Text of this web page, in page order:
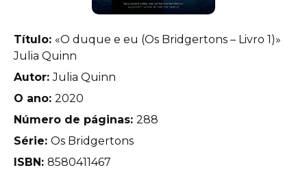
Título: «O duque e eu (Os Bridgertons – Livro 1)»
Julia Quinn
Autor:Julia Quinn
O ano: 2020
Número de páginas: 288
Série: Os Bridgertons
ISBN: 8580411467